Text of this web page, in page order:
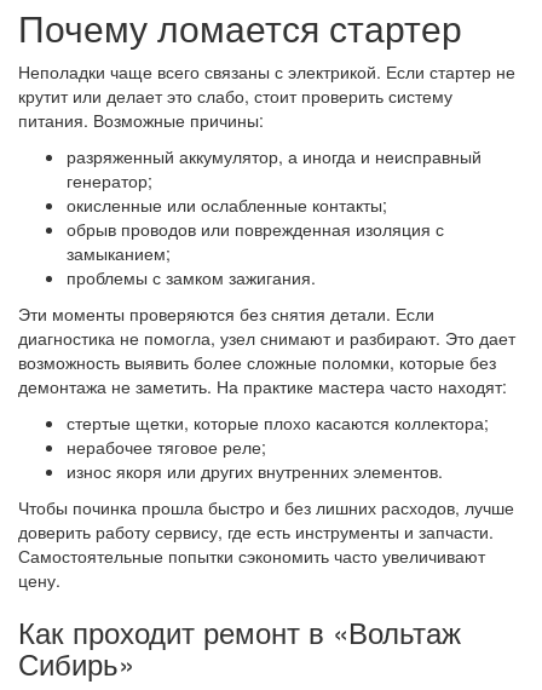
Почему ломается стартер
Неполадки чаще всего связаны с электрикой. Если стартер не
крутит или делает это слабо, стоит проверить систему
питания. Возможные причины:
разряженный аккумулятор, а иногда и неисправный
генератор;
окисленные или ослабленные контакты;
обрыв проводов или поврежденная изоляция с
замыканием;
проблемы с замком зажигания.
Эти моменты проверяются без снятия детали. Если
диагностика не помогла, узел снимают и разбирают. Это дает
возможность выявить более сложные поломки, которые без
демонтажа не заметить. На практике мастера часто находят:
стертые щетки, которые плохо касаются коллектора;
нерабочее тяговое реле;
износ якоря или других внутренних элементов.
Чтобы починка прошла быстро и без лишних расходов, лучше
доверить работу сервису, где есть инструменты и запчасти.
Самостоятельные попытки сэкономить часто увеличивают
цену.
Как проходит ремонт в «Вольтаж
Сибирь»